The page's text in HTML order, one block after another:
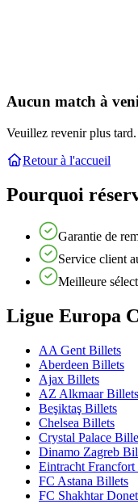
Aucun match à
Veuillez revenir plus tard.
Retour à l'accueil
Pourquoi
Garantie de
Service client
Meilleure
Ligue Europa
AA Gent Billets
Aberdeen Billets
Ajax Billets
AZ Alkmaar Billets
Beşiktaş Billets
Chelsea Billets
Crystal Palace
Dinamo Zagreb
Eintracht
FC Astana Billets
FC Shakhtar